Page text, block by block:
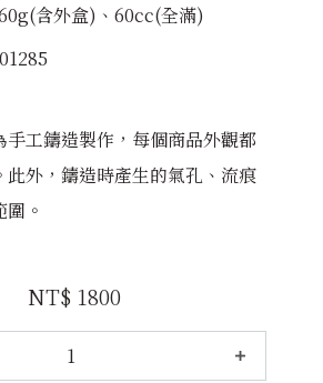
含外盒)、60cc(全滿)
工鑄造製作，每個商品外觀都
此外，鑄造時產生的氣孔、流痕
。
NT$ 1800